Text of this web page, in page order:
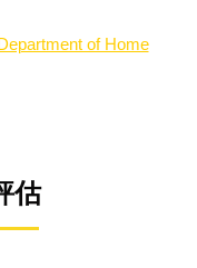
of Home
估